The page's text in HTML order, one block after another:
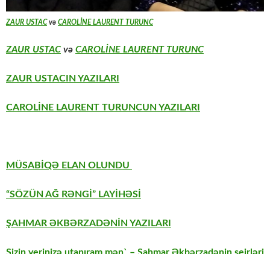
ZAUR USTACvə CAROLİNE LAURENT TURUNC
ZAUR USTAC və CAROLİNE LAURENT TURUNC
ZAUR USTACIN YAZILARI
CAROLİNE LAURENT TURUNCUN YAZILARI
MÜSABİQƏ ELAN OLUNDU
“SÖZÜN AĞ RƏNGİ” LAYİHƏSİ
ŞAHMAR ƏKBƏRZADƏNİN YAZILARI